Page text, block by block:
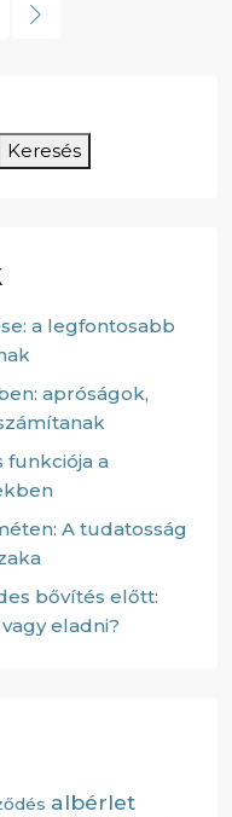
Keresés
a legfontosabb
apróságok,
a
A tudatosság
bővítés előtt:
eladni?
albérlet